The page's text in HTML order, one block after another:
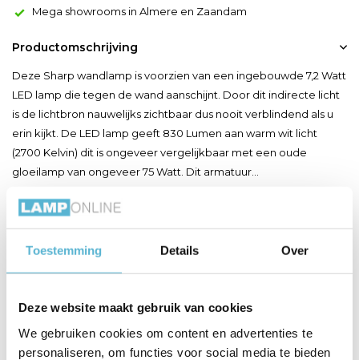
Toestemming Details Over
Deze website maakt gebruik van cookies
We gebruiken cookies om content en advertenties te
personaliseren, om functies voor social media te bieden
Mega showrooms in Almere en Zaandam
Productomschrijving
Deze Sharp wandlamp is voorzien van een ingebouwde 7,2 Watt
LED lamp die tegen de wand aanschijnt. Door dit indirecte licht
is de lichtbron nauwelijks zichtbaar dus nooit verblindend als u
erin kijkt. De LED lamp geeft 830 Lumen aan warm wit licht
(2700 Kelvin) dit is ongeveer vergelijkbaar met een oude
gloeilamp van ongeveer 75 Watt. Dit armatuur...
Toon meer
Productspecificaties
Leverancier Artdelight